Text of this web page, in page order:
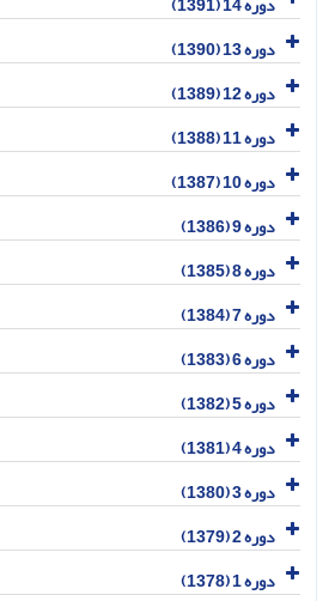
دوره 13 (1390)
دوره 12 (1389)
دوره 11 (1388)
دوره 10 (1387)
دوره 9 (1386)
دوره 8 (1385)
دوره 7 (1384)
دوره 6 (1383)
دوره 5 (1382)
دوره 4 (1381)
دوره 3 (1380)
دوره 2 (1379)
دوره 1 (1378)